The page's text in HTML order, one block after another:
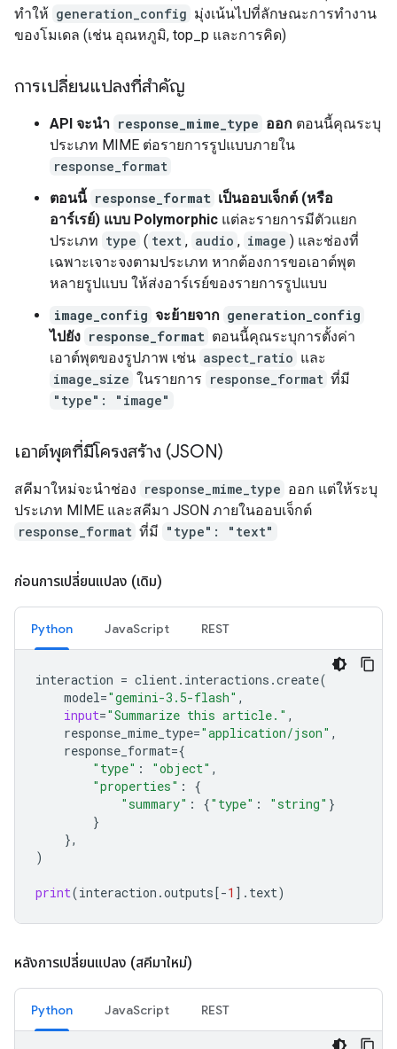
ทำให้ generation_config มุ่งเน้นไปที่ลักษณะการทำงาน
ของโมเดล (เช่น อุณหภูมิ, top_p และการคิด)
การเปลี่ยนแปลงที่สำคัญ
API จะนำ response_mime_type ออก ตอนนี้คุณระบุ
ประเภท MIME ต่อรายการรูปแบบภายใน
response_format
ตอนนี้ response_format เป็นออบเจ็กต์ (หรือ
อาร์เรย์) แบบ Polymorphic แต่ละรายการมีตัวแยก
ประเภท type ( text , audio , image ) และช่องที่
เฉพาะเจาะจงตามประเภท หากต้องการขอเอาต์พุต
หลายรูปแบบ ให้ส่งอาร์เรย์ของรายการรูปแบบ
image_config จะย้ายจาก generation_config
ไปยัง response_format ตอนนี้คุณระบุการตั้งค่า
เอาต์พุตของรูปภาพ เช่น aspect_ratio และ
image_size ในรายการ response_format ที่มี
"type": "image"
เอาต์พุตที่มีโครงสร้าง (JSON)
สคีมาใหม่จะนำช่อง response_mime_type ออก แต่ให้ระบุ
ประเภท MIME และสคีมา JSON ภายในออบเจ็กต์
response_format ที่มี "type": "text"
ก่อนการเปลี่ยนแปลง (เดิม)
Python JavaScript REST
interaction = client. interactions .create(
model="gemini-3.5-flash" ,
input="Summarize this article." ,
response_mime_type="application/json" ,
response_format={
"type" : "object" ,
"properties" :
{
"summary" : {"type" : "string" }
}
},
)
print(interaction .outputs[-1 ] . text)
หลังการเปลี่ยนแปลง (สคีมาใหม่)
Python JavaScript REST